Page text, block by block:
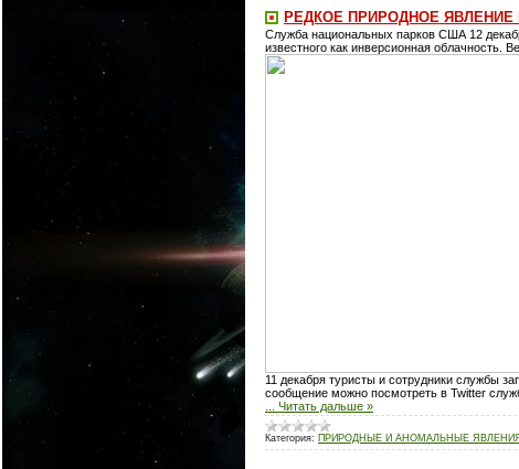
РЕДКОЕ ПРИРОДНОЕ ЯВЛЕНИЕ
Служба национальных парков США 12
известного как инверсионная облачность.
11 декабря туристы и сотрудники службы
сообщение можно посмотреть в Twitter
Читать дальше »
Категория: ПРИРОДНЫЕ И АНОМАЛЬНЫЕ ЯВЛЕНИЯ